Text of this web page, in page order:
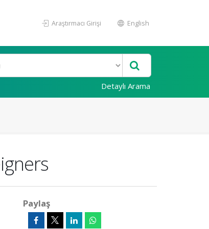
Araştırmacı Girişi English
Detaylı Arama
Paylaş